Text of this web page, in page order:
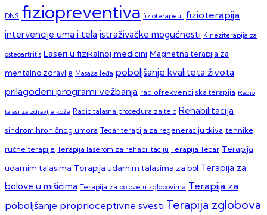
DNS fiziopreventiva fizioterapeut fizioterapija
intervencije uma i tela istraživačke mogućnosti Kineziterapija za
osteoartritis Laseri u fizikalnoj medicini Magnetna terapija za
mentalno zdravlje Masaža leđa poboljšanje kvaliteta života
prilagođeni programi vežbanja radiofrekvencijska terapija Radio
talasi za zdravlje kože Radio talasna procedura za telo Rehabilitacija
sindrom hroničnog umora Tecar terapija za regeneraciju tkiva tehnike
ručne terapije Terapija laserom za rehabilitaciju Terapija Tecar Terapija
udarnim talasima Terapija udarnim talasima za bol Terapija za
bolove u mišićima Terapija za bolove u zglobovima Terapija za
poboljšanje proprioceptivne svesti Terapija zglobova